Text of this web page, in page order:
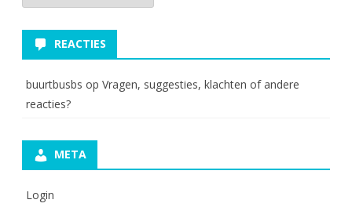
REACTIES
buurtbusbs op Vragen, suggesties, klachten of andere
reacties?
META
Login